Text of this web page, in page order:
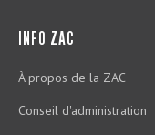
INFO ZAC
À propos de la ZAC
Conseil d'administration